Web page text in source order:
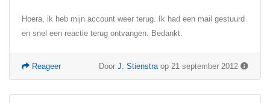
Hoera, ik heb mijn account weer terug. Ik had een mail gestuurd
en snel een reactie terug ontvangen. Bedankt.
Door J. Stienstra op 21 september 2012
Reageer